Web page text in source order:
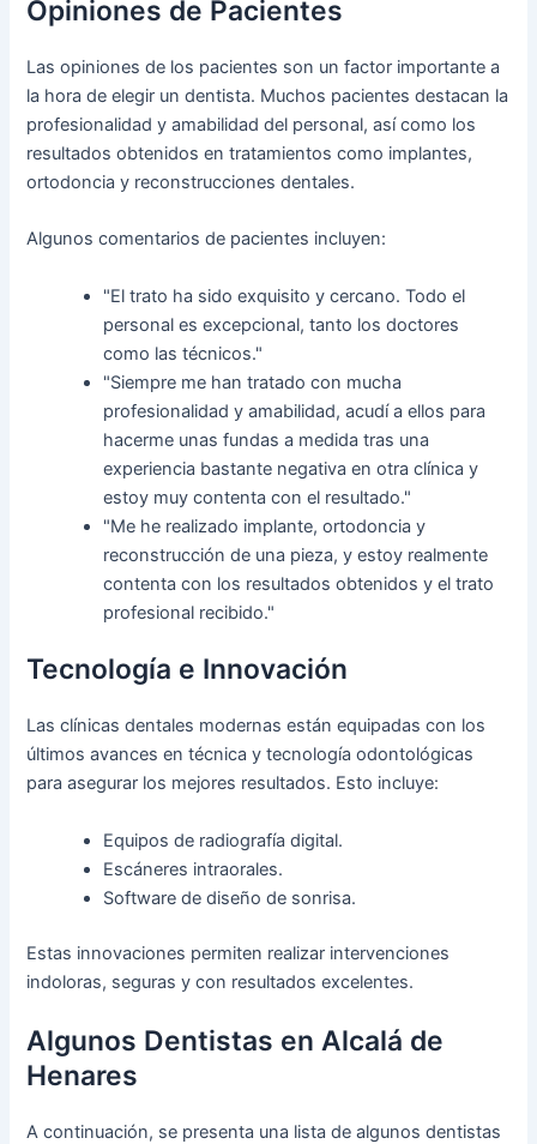
Opiniones de Pacientes
Las opiniones de los pacientes son un factor importante a
la hora de elegir un dentista. Muchos pacientes destacan la
profesionalidad y amabilidad del personal, así como los
resultados obtenidos en tratamientos como implantes,
ortodoncia y reconstrucciones dentales.
Algunos comentarios de pacientes incluyen:
"El trato ha sido exquisito y cercano. Todo el
personal es excepcional, tanto los doctores
como las técnicos."
"Siempre me han tratado con mucha
profesionalidad y amabilidad, acudí a ellos para
hacerme unas fundas a medida tras una
experiencia bastante negativa en otra clínica y
estoy muy contenta con el resultado."
"Me he realizado implante, ortodoncia y
reconstrucción de una pieza, y estoy realmente
contenta con los resultados obtenidos y el trato
profesional recibido."
Tecnología e Innovación
Las clínicas dentales modernas están equipadas con los
últimos avances en técnica y tecnología odontológicas
para asegurar los mejores resultados. Esto incluye:
Equipos de radiografía digital.
Escáneres intraorales.
Software de diseño de sonrisa.
Estas innovaciones permiten realizar intervenciones
indoloras, seguras y con resultados excelentes.
Algunos Dentistas en Alcalá de
Henares
A continuación, se presenta una lista de algunos dentistas